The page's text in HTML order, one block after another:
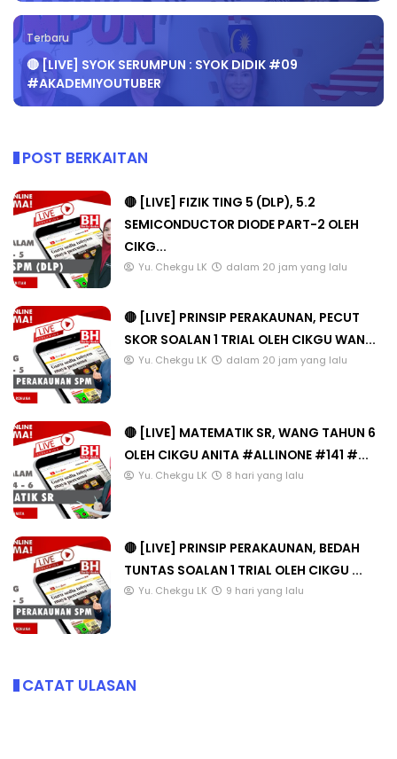
Terbaru
🔴 [LIVE] SYOK SERUMPUN : SYOK DIDIK #09
#AKADEMIYOUTUBER
POST BERKAITAN
🔴 [LIVE] FIZIK TING 5 (DLP), 5.2
SEMICONDUCTOR DIODE PART-2 OLEH
CIKG...
Yu. Chekgu LK dalam 20 jam yang lalu
🔴 [LIVE] PRINSIP PERAKAUNAN, PECUT
SKOR SOALAN 1 TRIAL OLEH CIKGU WAN...
Yu. Chekgu LK dalam 20 jam yang lalu
🔴 [LIVE] MATEMATIK SR, WANG TAHUN 6
OLEH CIKGU ANITA #ALLINONE #141 #...
Yu. Chekgu LK 8 hari yang lalu
🔴 [LIVE] PRINSIP PERAKAUNAN, BEDAH
TUNTAS SOALAN 1 TRIAL OLEH CIKGU ...
Yu. Chekgu LK 9 hari yang lalu
CATAT ULASAN